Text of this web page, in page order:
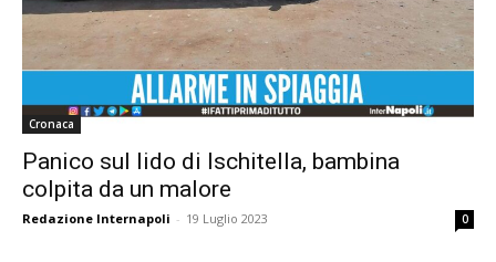
Cronaca
Panico sul lido di Ischitella, bambina
colpita da un malore
Redazione Internapoli - 19 Luglio 2023 0